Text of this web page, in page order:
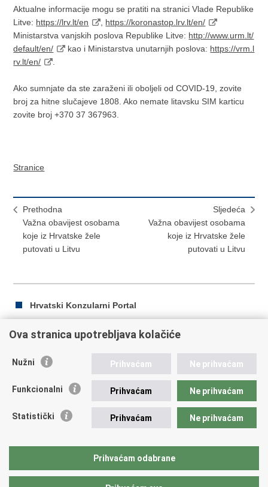
Aktualne informacije mogu se pratiti na stranici Vlade Republike
Litve: https://lrv.lt/en
https://koronastop.lrv.lt/en/
Ministarstva vanjskih poslova Republike Litve: http://www.urm.lt/
default/en/
kao i Ministarstva unutarnjih poslova: https://vrm.l
rv.lt/en/
Ako sumnjate da ste zaraženi ili oboljeli od COVID-19, zovite
broj za hitne slučajeve 1808. Ako nemate litavsku SIM karticu
zovite broj +370 37 367963.
Stranice
Prethodna
Važna obavijest osobama
koje iz Hrvatske žele
putovati u Litvu
Sljedeća
Važna obavijest osobama
koje iz Hrvatske žele
putovati u Litvu
Hrvatski Konzularni Portal
Ispiši
Podijeli
Facebooku
Twitteru
Republika Hrvatska
Trg N.Š. Zrinskog 7-8, 10000 Zagreb
fax: +385 (0)1 4551 795, +385 (0)1 4920 149
ministarstvo@mvep.hr
Ova stranica upotrebljava kolačiće
Nužni Prihvaćam Ne prihvaćam
Funkcionalni Prihvaćam Ne prihvaćam
Statistički Prihvaćam Ne prihvaćam
Prihvaćam odabrane